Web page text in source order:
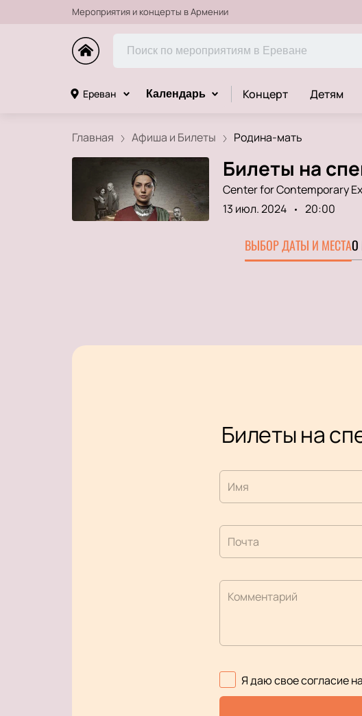
Мероприятия и концерты в Армении
Ереван Календарь Концерт Детям
Главная Афиша и Билеты Родина-мать
Билеты на
Center for Contemporary
13 июл. 2024
20:00
ВЫБОР ДАТЫ И МЕСТАО
Билеты на
Имя
Почта
Комментарий
Я даю свое согласие на